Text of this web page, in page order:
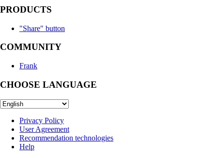
PRODUCTS
"Share" button
COMMUNITY
Frank
CHOOSE LANGUAGE
Privacy Policy
User Agreement
Recommendation technologies
Help